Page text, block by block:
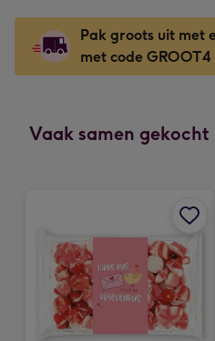
120
x
160
mm
Dimensions:
167
x
€6,49
-
Voor
indruk
333
mm
Pak groots uit met
met code GROOT4
Vaak samen gekocht